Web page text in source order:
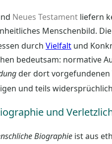
Neues Testament liefern
Menschenbild. Die
durch Vielfalt und
bedeutsam: normative
der dort vorgefundenen
und teils
und
Biographie ist aus